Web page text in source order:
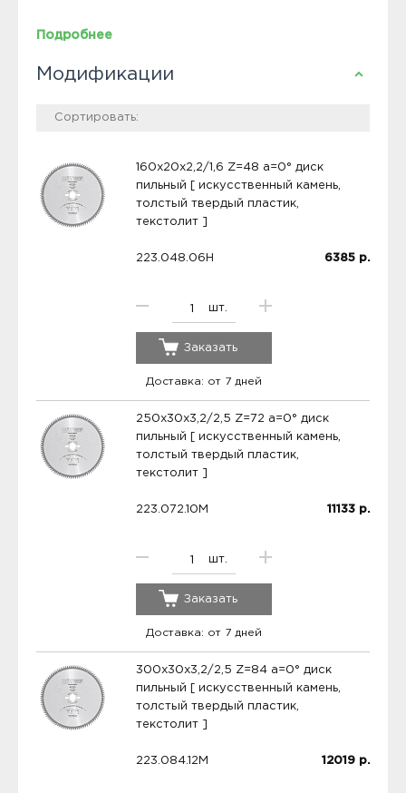
Подробнее
Модификации
160x20x2,2/1,6 Z=48 a=0° диск
пильный [ искусственный камень,
толстый твердый пластик,
текстолит ]
223.048.06H
шт.
6385 р.
Заказать
Доставка: от 7 дней
250x30x3,2/2,5 Z=72 a=0° диск
пильный [ искусственный камень,
толстый твердый пластик,
текстолит ]
223.072.10M
шт.
11133 р.
Заказать
Доставка: от 7 дней
300x30x3,2/2,5 Z=84 a=0° диск
пильный [ искусственный камень,
толстый твердый пластик,
текстолит ]
223.084.12M 12019 р.